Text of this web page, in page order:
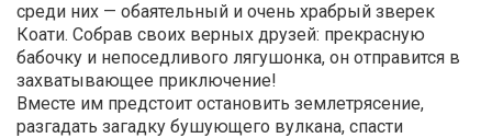
среди них — обаятельный и очень храбрый зверек
Коати. Собрав своих верных друзей: прекрасную
бабочку и непоседливого лягушонка, он отправится в
захватывающее приключение!
Вместе им предстоит остановить землетрясение,
разгадать загадку бушующего вулкана, спасти